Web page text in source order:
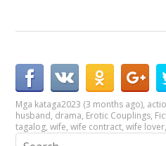
Mga kataga2023 (3 months ago),
husband, drama, Erotic Couplings,
tagalog,wife,wife contract,wife lover